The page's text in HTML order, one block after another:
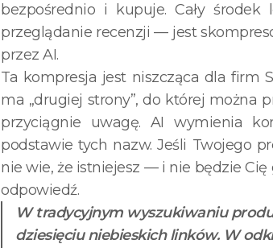
bezpośrednio i kupuje. Cały
przeglądanie recenzji — jest
przez AI.
Ta kompresja jest niszcząca dla firm
ma „drugiej strony”, do której można
przyciągnie uwagę. AI wymienia
podstawie tych nazw. Jeśli Twojego
nie wie, że istniejesz — i nie będzie Cię
odpowiedź.
W tradycyjnym wyszukiwaniu
dziesięciu niebieskich linków. W